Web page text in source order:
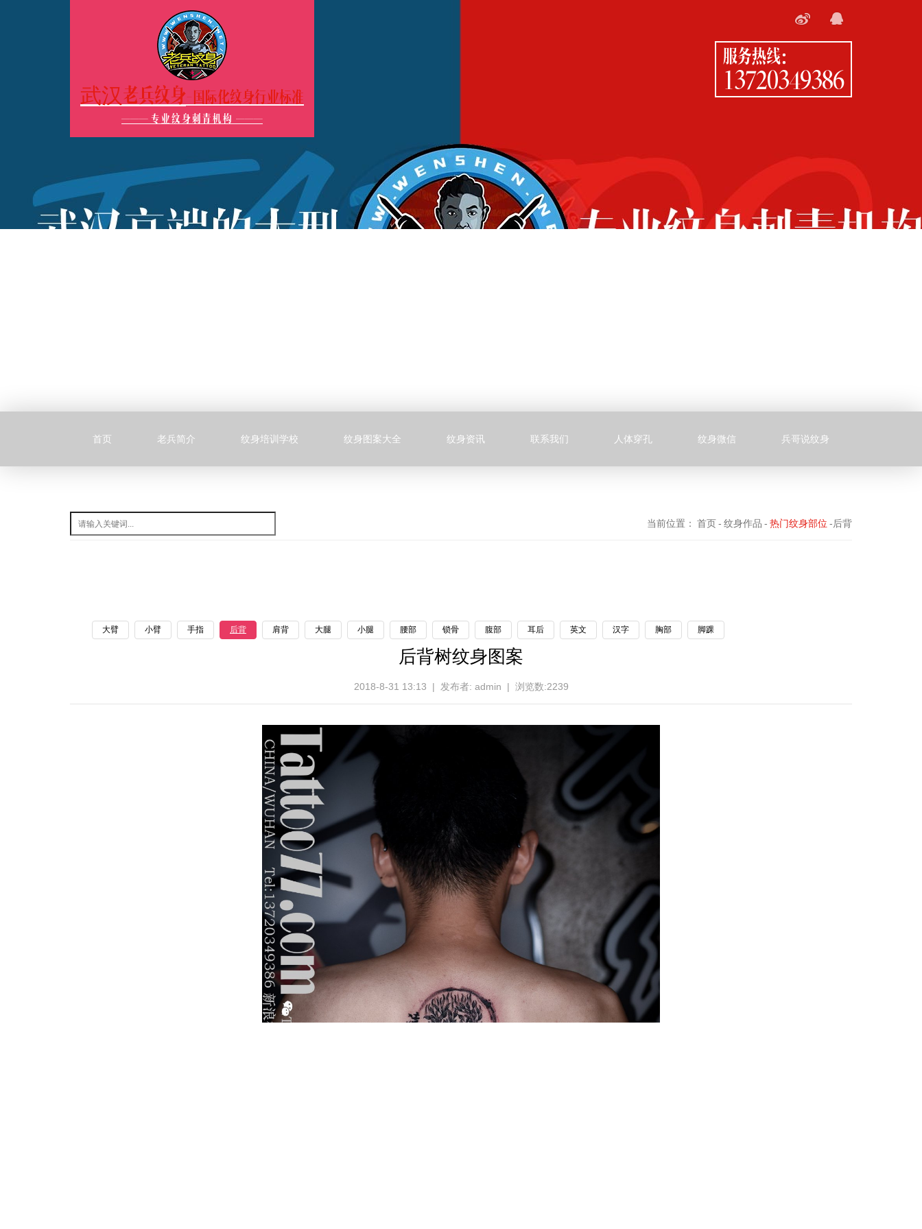
武汉老兵纹身-国际化纹身行业标准
——— 专业纹身刺青机构 ———
服务热线：
13720349386
首页 老兵简介 纹身培训学校 纹身图案大全 纹身资讯 联系我们 人体穿孔 纹身微信 兵哥说纹身
当前位置： 首页- 纹身作品 - 热门纹身部位 -后背
大臂 小臂 手指 后背 肩背 大腿 小腿 腰部 锁骨 腹部 耳后 英文 汉字 胸部 脚踝
后背树纹身图案
2018-8-31 13:13 | 发布者: admin | 浏览数:2239